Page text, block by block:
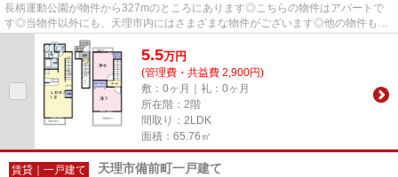
長柄運動公園が物件から327mのところにあります◎こちらの物件はアパートで
す◎当物件以外にも、天理市内にはさまざまな物件がございます◎他の物件も見
てみたい方は、お気軽に当社スタッ...
5.5万円
(管理費・共益費 2,900円)
敷：0ヶ月｜礼：0ヶ月
所在階：2階
間取り：2LDK
面積：65.76㎡
賃貸｜一戸建て 天理市備前町一戸建て